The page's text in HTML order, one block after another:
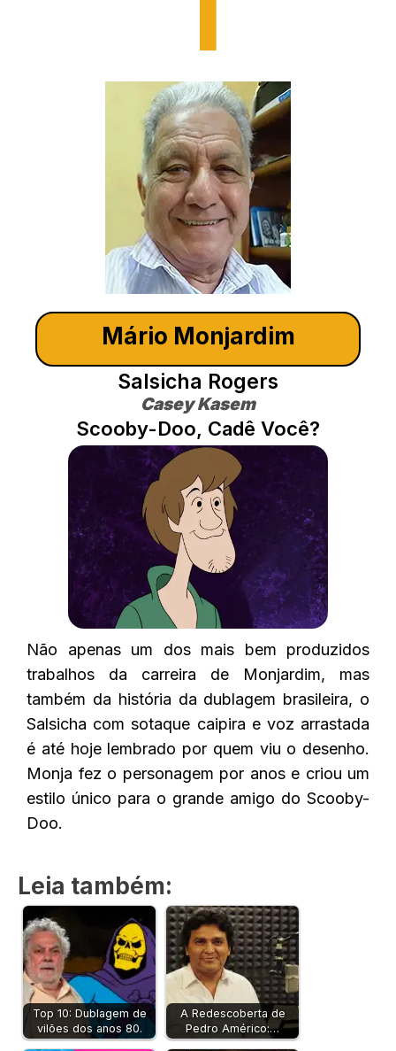
Mário Monjardim
Salsicha Rogers
Casey Kasem
Scooby-Doo, Cadê Você?
Não apenas um dos mais bem produzidos
trabalhos da carreira de Monjardim, mas
também da história da dublagem brasileira, o
Salsicha com sotaque caipira e voz arrastada
é até hoje lembrado por quem viu o desenho.
Monja fez o personagem por anos e criou um
estilo único para o grande amigo do Scooby-
Doo.
Leia também:
Top 10: Dublagem de
vilões dos anos 80.
A Redescoberta de
Pedro Américo:…